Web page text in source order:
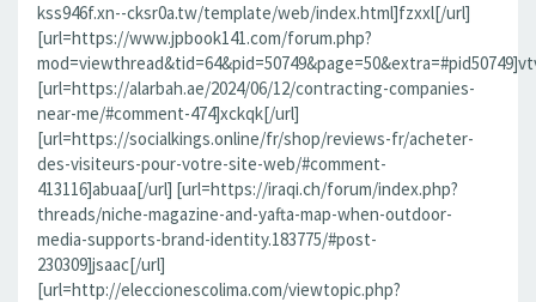
kss946f.xn--cksr0a.tw/template/web/index.html]fzxxl[/url]
[url=https://www.jpbook141.com/forum.php?
[url=https://alarbah.ae/2024/06/12/contracting-companies-
near-me/#comment-474]xckqk[/url]
[url=https://socialkings.online/fr/shop/reviews-fr/acheter-
des-visiteurs-pour-votre-site-web/#comment-
413116]abuaa[/url] [url=https://iraqi.ch/forum/index.php?
threads/niche-magazine-and-yafta-map-when-outdoor-
media-supports-brand-identity.183775/#post-
230309]jsaac[/url]
[url=http://eleccionescolima.com/viewtopic.php?